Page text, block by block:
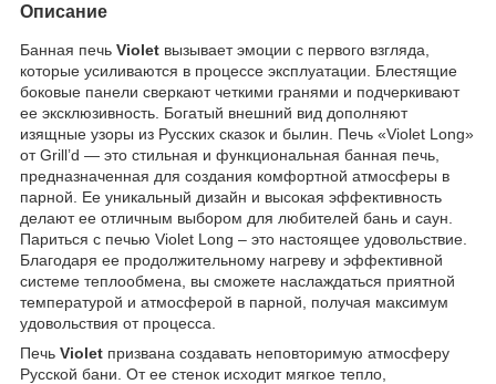
Описание
Банная печь Violet вызывает эмоции с первого взгляда,
которые усиливаются в процессе эксплуатации. Блестящие
боковые панели сверкают четкими гранями и подчеркивают
ее эксклюзивность. Богатый внешний вид дополняют
изящные узоры из Русских сказок и былин. Печь «Violet Long»
от Grill’d — это стильная и функциональная банная печь,
предназначенная для создания комфортной атмосферы в
парной. Ее уникальный дизайн и высокая эффективность
делают ее отличным выбором для любителей бань и саун.
Париться с печью Violet Long – это настоящее удовольствие.
Благодаря ее продолжительному нагреву и эффективной
системе теплообмена, вы сможете наслаждаться приятной
температурой и атмосферой в парной, получая максимум
удовольствия от процесса.
Печь Violet призвана создавать неповторимую атмосферу
Русской бани. От ее стенок исходит мягкое тепло,